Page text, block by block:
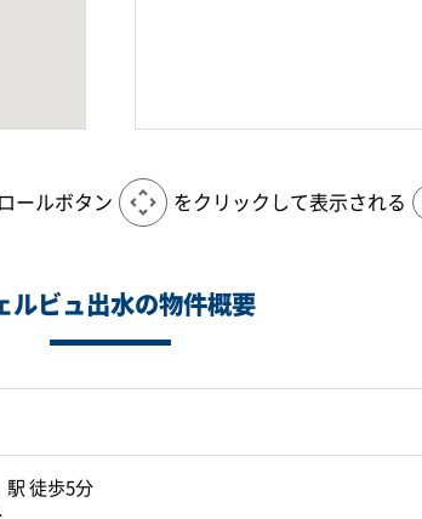
ールボタン をクリックして表示される
ルビュ出水の物件概要
駅 徒歩5分